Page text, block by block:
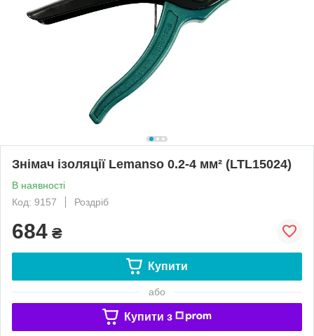
Знімач ізоляції Lemanso 0.2-4 мм² (LTL15024)
В наявності
Код: 9157
Роздріб
684 ₴
Купити
або
Купити з